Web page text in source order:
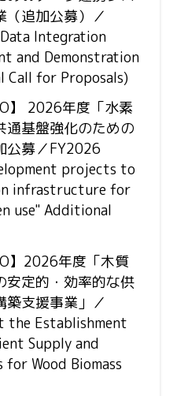
（追加公募）／
Integration
and Demonstration
for Proposals)
】 2026年度「水素
通基盤強化のための
公募／FY2026
projects to
infrastructure for
use" Additional
】2026年度「木質
安定的・効率的な供
築支援事業」／
Establishment
Supply and
Wood Biomass